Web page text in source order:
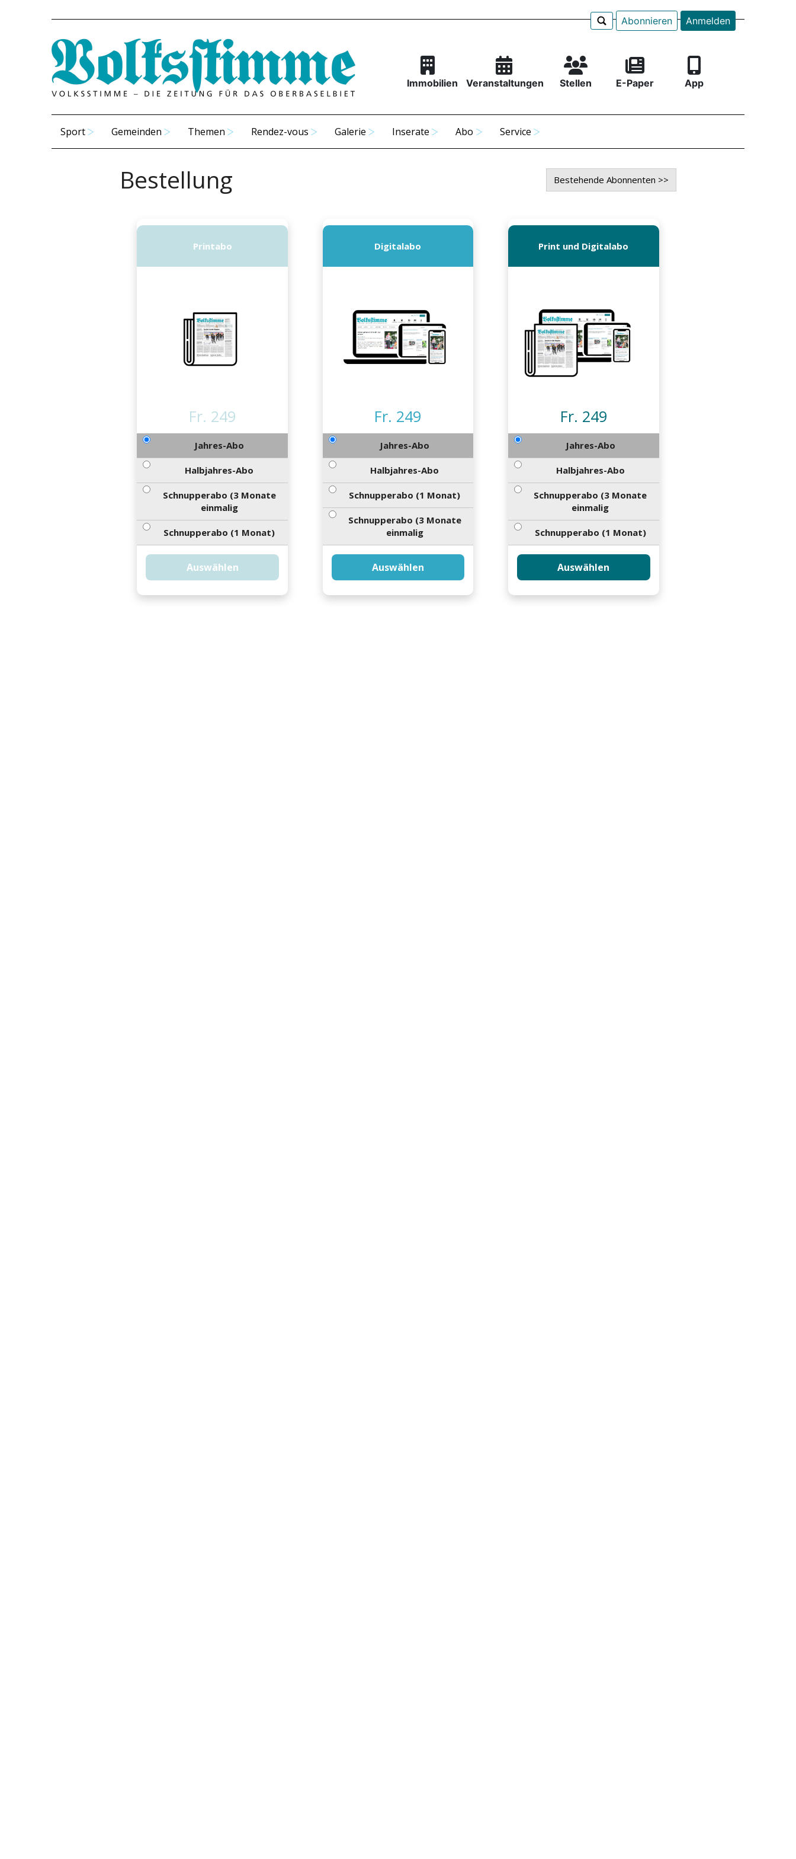
Abonnieren Anmelden
Immobilien Veranstaltungen Stellen E-Paper App
Sport Gemeinden Themen Rendez-vous Galerie Inserate Abo Service